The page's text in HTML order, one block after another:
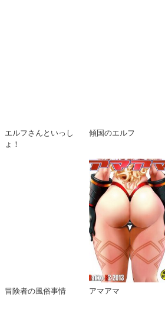
エルフさんといっし
ょ！
傾国のエルフ
冒険者の風俗事情 アマアマ